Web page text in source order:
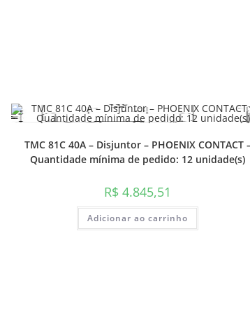
TMC 81C 40A – Disjuntor – PHOENIX CONTACT
Quantidade mínima de pedido: 12 unidade(s)
R$ 4.845,51
Adicionar ao carrinho